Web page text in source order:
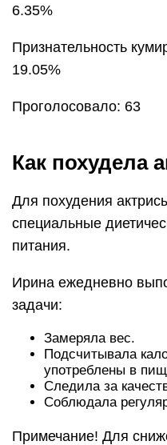
6.35%
Признательность
19.05%
Проголосовало: 63
Как похудела
Для похудения
специальные
питания.
Ирина ежедневно
задачи:
Замеряла вес.
Подсчитывала
употреблены в
Следила за
Соблюдала
Примечание! Для